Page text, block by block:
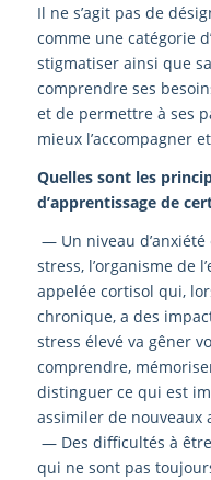
Il ne s’agit pas de
comme une catégorie
stigmatiser ainsi que
comprendre ses
et de permettre à ses
mieux l’accompagner
Quelles sont les
d’apprentissage de
— Un niveau
stress, l’organisme de
appelée cortisol qui,
chronique, a des
stress élevé va gêner
comprendre,
distinguer ce qui est
assimiler de nouveaux
— Des difficultés à
qui ne sont pas